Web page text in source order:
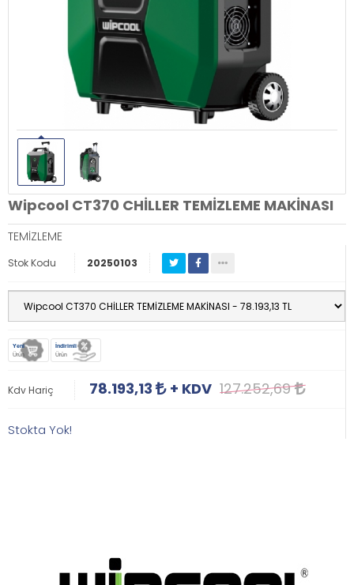
Wipcool CT370 CHİLLER TEMİZLEME MAKİNASI
TEMİZLEME
Stok Kodu 20250103
Yeni
Ürün
İndirimli
Ürün
Kdv Hariç 78.193,13 + KDV 127.252,69
Stokta Yok!